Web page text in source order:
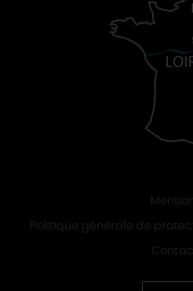
Politique générale de